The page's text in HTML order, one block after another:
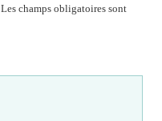
Les champs obligatoires sont